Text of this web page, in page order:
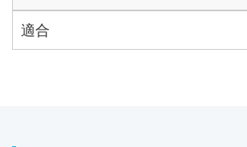
適合